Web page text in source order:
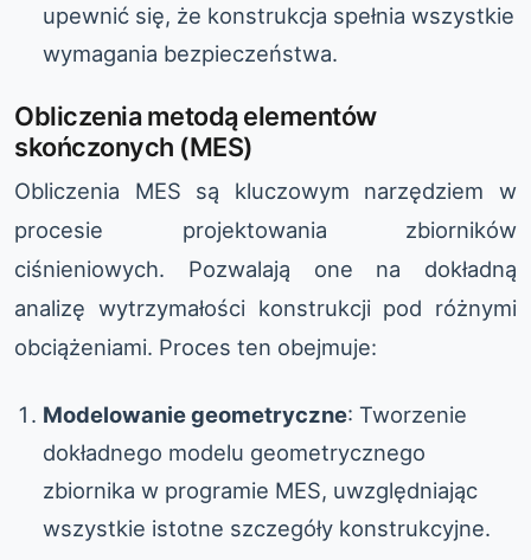
upewnić się, że konstrukcja spełnia wszystkie
wymagania bezpieczeństwa.
Obliczenia metodą elementów
skończonych (MES)
Obliczenia MES są kluczowym narzędziem w
procesie projektowania zbiorników
ciśnieniowych. Pozwalają one na dokładną
analizę wytrzymałości konstrukcji pod różnymi
obciążeniami. Proces ten obejmuje:
Modelowanie geometryczne: Tworzenie
dokładnego modelu geometrycznego
zbiornika w programie MES, uwzględniając
wszystkie istotne szczegóły konstrukcyjne.